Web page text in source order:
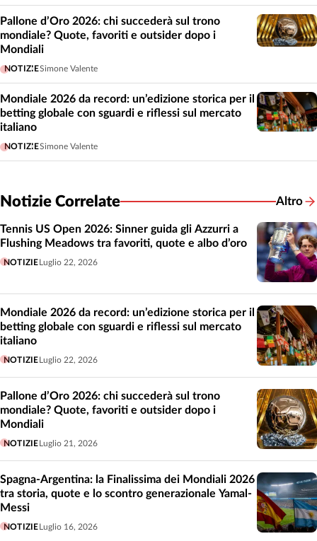
Pallone d’Oro 2026: chi succederà sul trono
mondiale? Quote, favoriti e outsider dopo i
Mondiali
NOTIZIESimone Valente
Mondiale 2026 da record: un’edizione storica per il
betting globale con sguardi e riflessi sul mercato
italiano
NOTIZIESimone Valente
Notizie Correlate Altro
Notizie
Tennis US Open 2026: Sinner guida gli Azzurri a
Flushing Meadows tra favoriti, quote e albo d’oro
NOTIZIELuglio 22, 2026
Mondiale 2026 da record: un’edizione storica per il
betting globale con sguardi e riflessi sul mercato
italiano
NOTIZIELuglio 22, 2026
Pallone d’Oro 2026: chi succederà sul trono
mondiale? Quote, favoriti e outsider dopo i
Mondiali
NOTIZIELuglio 21, 2026
Spagna-Argentina: la Finalissima dei Mondiali 2026
tra storia, quote e lo scontro generazionale Yamal-
Messi
NOTIZIELuglio 16, 2026